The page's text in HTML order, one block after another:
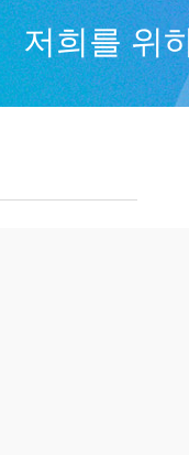
저희를 위